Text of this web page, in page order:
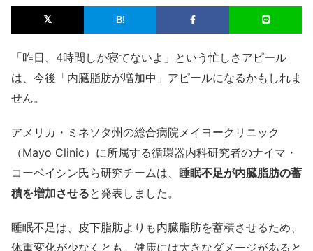
「昨日、4時間しか寝てないよ」という忙しさアピール
は、今後「内臓脂肪が増加中」アピールになるかもしれま
せん。
アメリカ・ミネソタ州の総合病院メイヨークリニック
（Mayo Clinic）に所属する循環器内科研究者のナイマ・
コーベイシン氏ら研究チームは、 睡眠不足が内臓脂肪の蓄
積を増加させると発表しました。
睡眠不足は、皮下脂肪よりも内臓脂肪を蓄積させるため、
体重変化が少なくとも、健康には大きなダメージがあると